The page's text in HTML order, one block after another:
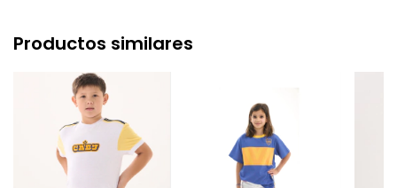
Productos similares